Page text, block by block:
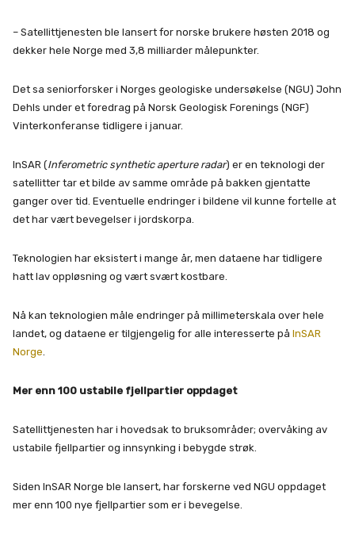
– Satellittjenesten ble lansert for norske brukere høsten 2018 og
dekker hele Norge med 3,8 milliarder målepunkter.
Det sa seniorforsker i Norges geologiske undersøkelse (NGU) John
Dehls under et foredrag på Norsk Geologisk Forenings (NGF)
Vinterkonferanse tidligere i januar.
InSAR (Inferometric synthetic aperture radar) er en teknologi der
satellitter tar et bilde av samme område på bakken gjentatte
ganger over tid. Eventuelle endringer i bildene vil kunne fortelle at
det har vært bevegelser i jordskorpa.
Teknologien har eksistert i mange år, men dataene har tidligere
hatt lav oppløsning og vært svært kostbare.
Nå kan teknologien måle endringer på millimeterskala over hele
landet, og dataene er tilgjengelig for alle interesserte på InSAR
Norge
Mer enn 100 ustabile fjellpartier oppdaget
Satellittjenesten har i hovedsak to bruksområder; overvåking av
ustabile fjellpartier og innsynking i bebygde strøk.
Siden InSAR Norge ble lansert, har forskerne ved NGU oppdaget
mer enn 100 nye fjellpartier som er i bevegelse.